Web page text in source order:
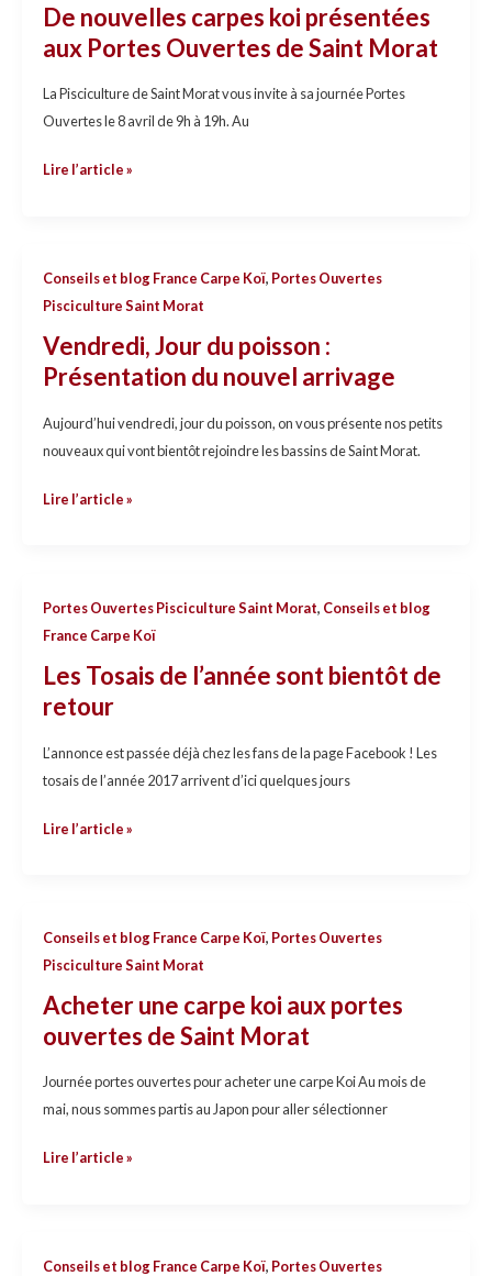
De nouvelles carpes koi présentées
aux Portes Ouvertes de Saint Morat
La Pisciculture de Saint Morat vous invite à sa journée Portes
Ouvertes le 8 avril de 9h à 19h. Au
koi
présentées
aux
Portes
de
Lire l’article »
Conseils et blog France Carpe Koï, Portes Ouvertes
Pisciculture Saint Morat
Vendredi, Jour du poisson :
Présentation du nouvel arrivage
Aujourd’hui vendredi, jour du poisson, on vous présente nos petits
nouveaux qui vont bientôt rejoindre les bassins de Saint Morat.
Vendredi,
Jour
du
poisson
:
Présentation
arrivage
Lire l’article »
Portes Ouvertes Pisciculture Saint Morat, Conseils et blog
France Carpe Koï
Les Tosais de l’année sont bientôt de
retour
L’annonce est passée déjà chez les fans de la page Facebook ! Les
tosais de l’année 2017 arrivent d’ici quelques jours
Les
Tosais
l’année
sont
bientôt
Lire l’article »
Conseils et blog France Carpe Koï, Portes Ouvertes
Pisciculture Saint Morat
Acheter une carpe koi aux portes
ouvertes de Saint Morat
Journée portes ouvertes pour acheter une carpe Koi Au mois de
mai, nous sommes partis au Japon pour aller sélectionner
Acheter
une
koi
aux
portes
ouvertes
Saint
Lire l’article »
Conseils et blog France Carpe Koï, Portes Ouvertes
Journées